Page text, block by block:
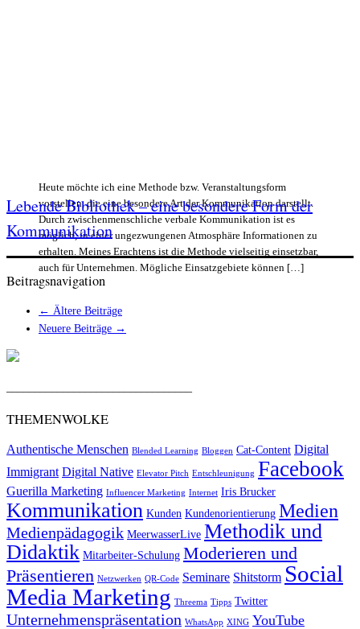
Heute möchte ich eine Methode bzw. Veranstaltungsform
vorstellen, die eine besondere Art der Kommunikation darstellt.
Durch zwischenmenschliche verbale Kommunikation ist es
möglich, in einer ungezwungenen Atmosphäre Informationen zu
erhalten. Meines Erachtens ist die Methode vielseitig einsetzbar,
auch für Unternehmen. Mögliche Einsatzgebiete können […]
Lebende Bibliothek – eine besondere Form der
Kommunikation
Beitragsnavigation
← Ältere Beiträge
Neuere Beiträge →
THEMENWOLKE
Authentische Menschen Blended Learning Bloggen Cat-Content Digital
Immigrant Digital Native Elevator Pitch Entschleunigung Facebook
Guerilla Marketing Influencer Marketing Internet Iris Brucker
Kommunikation Kunden Kundenorientierung Medien
Medienpädagogik MeerwasserLive Methodik und
Didaktik Mitarbeiter-Schulung Moderieren und
Präsentieren Netzwerken QR-Code Seminare Shitstorm Social
Media Marketing Threema Tipps Twitter
Unternehmenspräsentation WhatsApp XING YouTube